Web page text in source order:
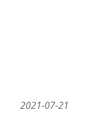
2021-07-21